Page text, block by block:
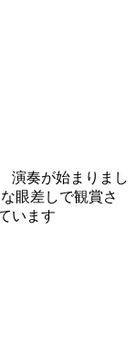
演奏が始まりまし
眼差しで観賞さ
います